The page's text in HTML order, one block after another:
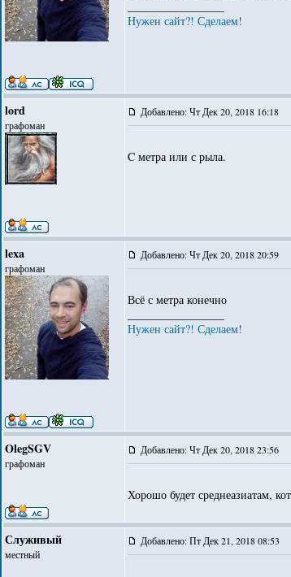
Нужен сайт?! Сделаем!
lord
графоман
Добавлено: Чт Дек 20, 2018 16:18
C метра или с рыла.
lexa
графоман
Добавлено: Чт Дек 20, 2018 20:59
Всё с метра конечно
Нужен сайт?! Сделаем!
OlegSGV
графоман
Добавлено: Чт Дек 20, 2018 23:56
Хорошо будет среднеазиатам,
Служивый
местный
Добавлено: Пт Дек 21, 2018 08:53